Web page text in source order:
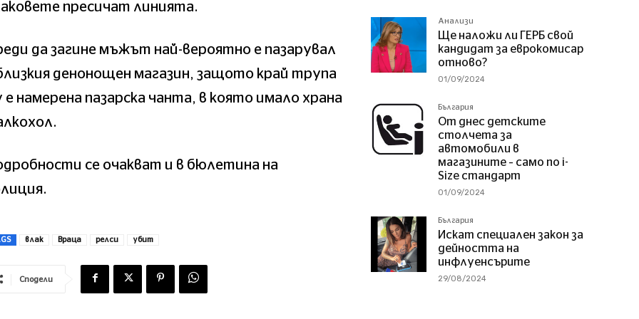
пресичат линията.
да загине мъжът най-вероятно е пазарувал
денонощен магазин, защото край трупа
е намерена пазарска чанта, в която имало храна
се очакват и в бюлетина на
влак Враца релси убит
Сподели
Анализи
Ще наложи ли ГЕРБ свой
кандидат за еврокомисар
отново?
01/09/2024
България
От днес детските
столчета за
автомобили в
магазините – само по i-
Size стандарт
01/09/2024
България
Искат специален закон за
дейността на
инфлуенсърите
29/08/2024